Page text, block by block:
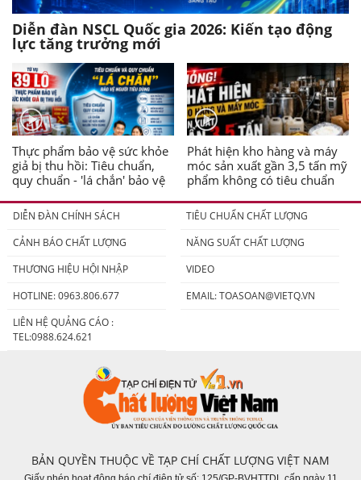
Diễn đàn NSCL Quốc gia 2026: Kiến tạo động
lực tăng trưởng mới
Thực phẩm bảo vệ sức khỏe
giả bị thu hồi: Tiêu chuẩn,
quy chuẩn - 'lá chắn' bảo vệ
Phát hiện kho hàng và máy
móc sản xuất gần 3,5 tấn mỹ
phẩm không có tiêu chuẩn
DIỄN ĐÀN CHÍNH SÁCH
TIÊU CHUẨN CHẤT LƯỢNG
CẢNH BÁO CHẤT LƯỢNG
NĂNG SUẤT CHẤT LƯỢNG
THƯƠNG HIỆU HỘI NHẬP
VIDEO
HOTLINE: 0963.806.677
EMAIL:TOASOAN@VIETQ.VN
LIÊN HỆ QUẢNG CÁO :
TEL:0988.624.621
BẢN QUYỀN THUỘC VỀ TẠP CHÍ CHẤT LƯỢNG VIỆT NAM